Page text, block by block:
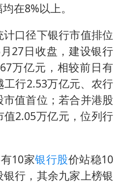
在8%以上。
口径下银行市值排位
27日收盘，建设银行
万亿元，相较前日有
工行2.53万亿元、农行
值首位；若合并港股
2.05万亿元，位列行
10家银行股价站稳10
行，其余九家上榜银